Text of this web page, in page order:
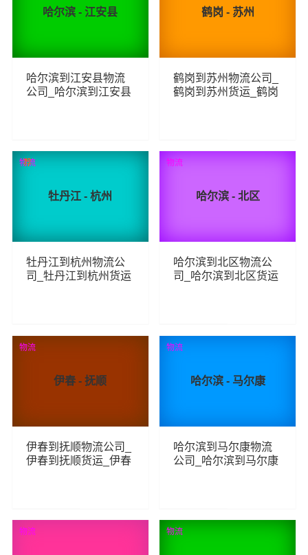
哈尔滨 - 江安县
哈尔滨到江安县物流
公司_哈尔滨到江安县
137 查看详细
鹤岗 - 苏州
鹤岗到苏州物流公司_
鹤岗到苏州货运_鹤岗
390 查看详细
牡丹江 - 杭州
牡丹江到杭州物流公
司_牡丹江到杭州货运
313 查看详细
物流
荐
哈尔滨 - 北区
哈尔滨到北区物流公
司_哈尔滨到北区货运
155 查看详细
物流
伊春 - 抚顺
伊春到抚顺物流公司_
伊春到抚顺货运_伊春
325 查看详细
物流
哈尔滨 - 马尔康
哈尔滨到马尔康物流
公司_哈尔滨到马尔康
152 查看详细
物流
物流 物流